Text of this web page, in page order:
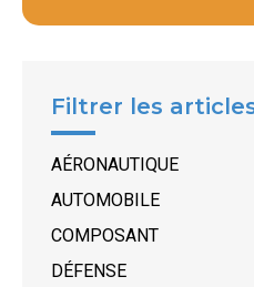
Filtrer les
AÉRONAUTIQUE
AUTOMOBILE
COMPOSANT
DÉFENSE